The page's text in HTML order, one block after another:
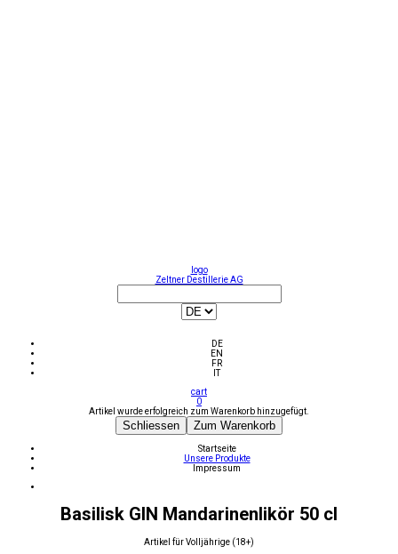
logo
Zeltner Destillerie AG
DE
EN
FR
IT
cart
0
Artikel wurde erfolgreich zum Warenkorb hinzugefügt.
Schliessen Zum Warenkorb
Startseite
Unsere Produkte
Impressum
Basilisk GIN Mandarinenlikör 50 cl
Artikel für Volljährige (18+)